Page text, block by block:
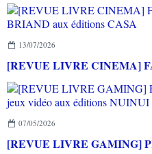
13/07/2026
07/05/2026